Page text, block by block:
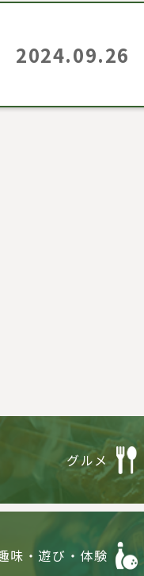
2024.09.26
グルメ
味・遊び・体験